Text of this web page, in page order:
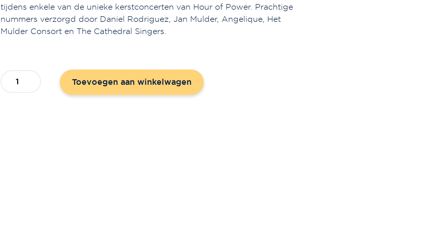
tijdens enkele van de unieke kerstconcerten van Hour of Power. Prachtige
nummers verzorgd door Daniel Rodriguez, Jan Mulder, Angelique, Het
Mulder Consort en The Cathedral Singers.
Toevoegen aan winkelwagen